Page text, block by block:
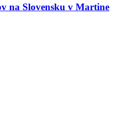
na Slovensku v Martine